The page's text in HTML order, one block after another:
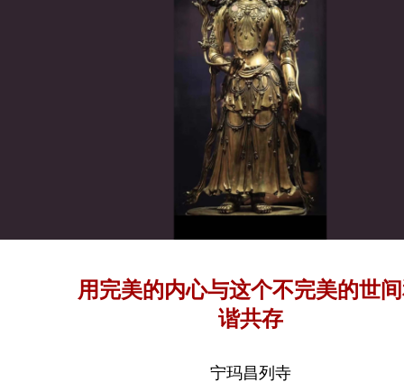
用完美的内心与这个不完美的世
谐共存
宁玛昌列寺